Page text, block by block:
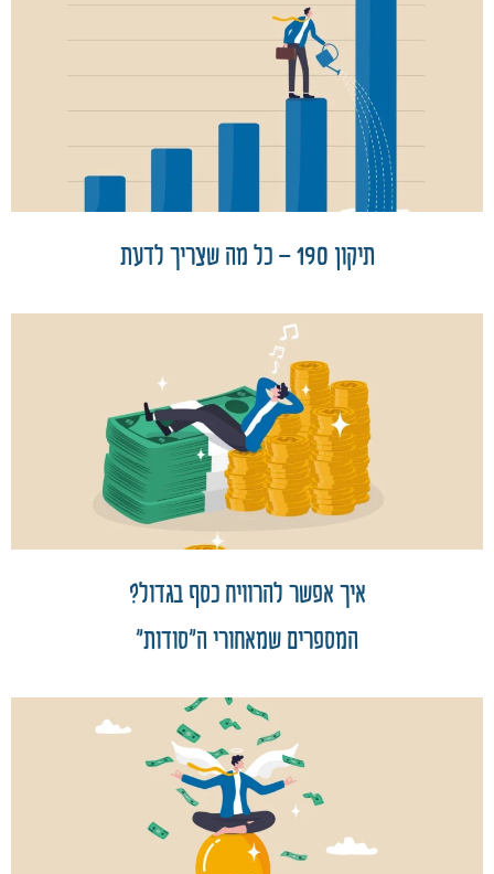
תיקון 190 – כל מה שצריך לדעת
איך אפשר להרוויח כסף בגדול?
המספרים שמאחורי ה"סודות"